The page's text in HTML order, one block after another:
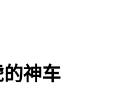
神车